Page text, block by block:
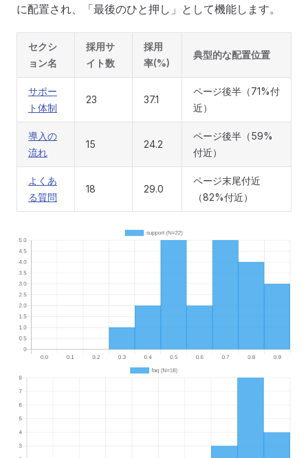
に配置され、「最後のひと押し」として機能します。
セクシ
ョン名
採用サ
イト数
採用
率(%)
典型的な配置位置
サポー
ト体制
23 37.1
ページ後半（71%付
近）
導入の
流れ
15 24.2
ページ後半（59%
付近）
よくあ
る質問
18 29.0
ページ末尾付近
（82%付近）